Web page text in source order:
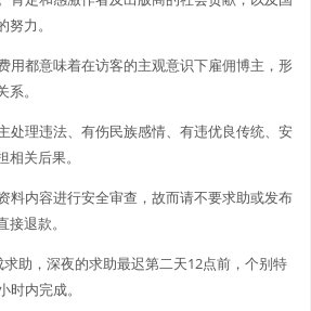
力。
用都意味着在访客的主观意识下雇佣博主，形
。
处理违法、有伤民族感情、有违优良传统、安
关后果。
料内容进行安全审查，故而请不要求助或发布
退款。
助，深夜的求助最迟第二天12点前，个别特
内完成。